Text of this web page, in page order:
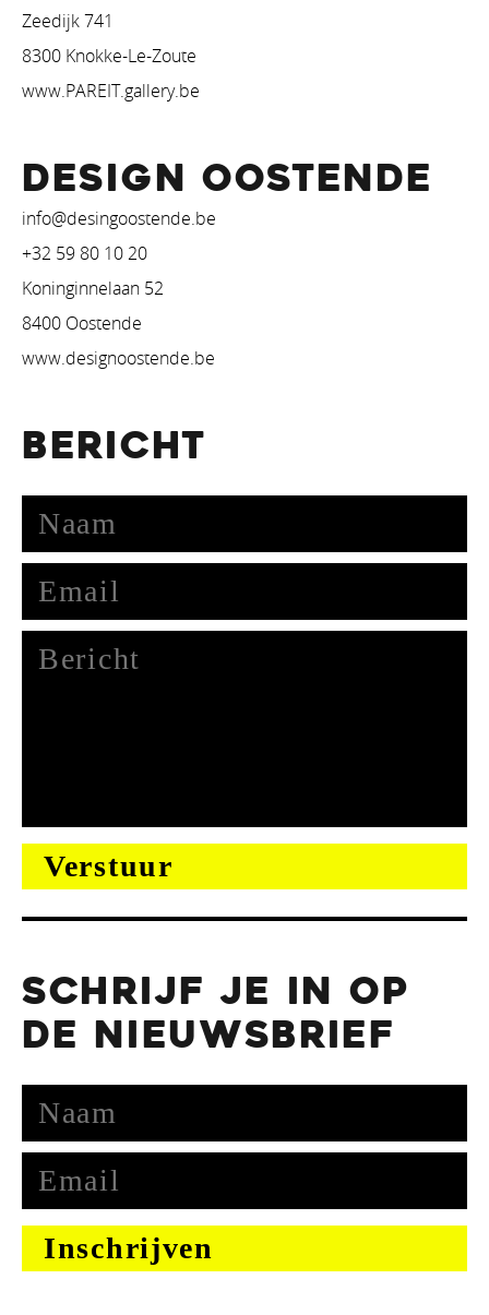
Zeedijk 741
8300 Knokke-Le-Zoute
www.PAREIT.gallery.be
DESIGN OOSTENDE
info@desingoostende.be
+32 59 80 10 20
Koninginnelaan 52
8400 Oostende
www.designoostende.be
BERICHT
SCHRIJF JE IN OP
DE NIEUWSBRIEF